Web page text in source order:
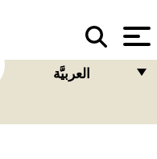
العربيَّة